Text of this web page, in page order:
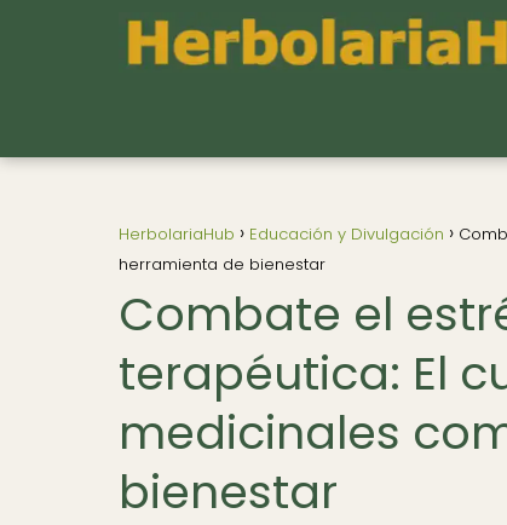
HerbolariaHub Educación y Divulgación
herramienta de bienestar
Combate el
terapéutica: El
medicinales
bienestar